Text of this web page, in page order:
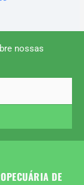
nossas
DE